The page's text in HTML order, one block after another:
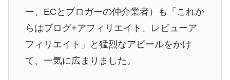
ー、ECとブロガーの仲介業者）も「これか
らはブログ+アフィリエイト、レビューア
フィリエイト」と猛烈なアピールをかけ
て、一気に広まりました。